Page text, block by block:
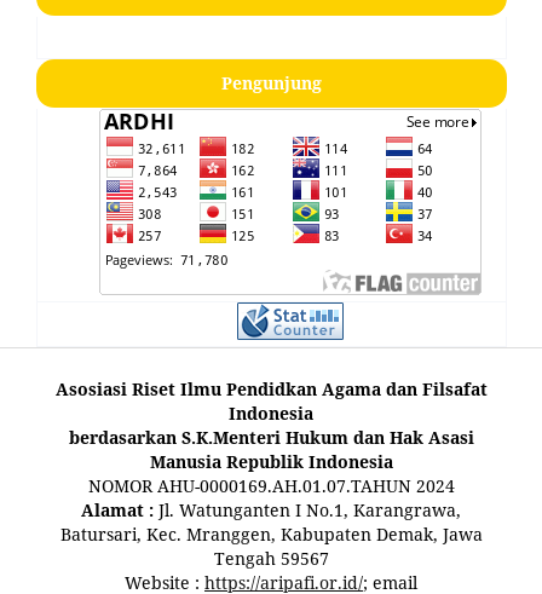
Pengunjung
Asosiasi Riset Ilmu Pendidkan Agama dan Filsafat
Indonesia
berdasarkan S.K.Menteri Hukum dan Hak Asasi
Manusia Republik Indonesia
NOMOR AHU-0000169.AH.01.07.TAHUN 2024
Alamat : Jl. Watunganten I No.1, Karangrawa,
Batursari, Kec. Mranggen, Kabupaten Demak, Jawa
Tengah 59567
Website : https://aripafi.or.id/; email